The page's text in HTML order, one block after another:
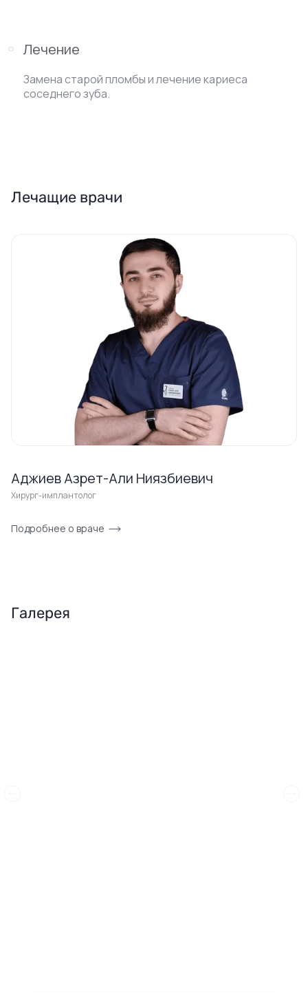
Лечение
Замена старой пломбы и лечение кариеса
соседнего зуба.
Лечащие врачи
Аджиев Азрет-Али Ниязбиевич
Хирург-имплантолог
Подробнее о враче
Галерея